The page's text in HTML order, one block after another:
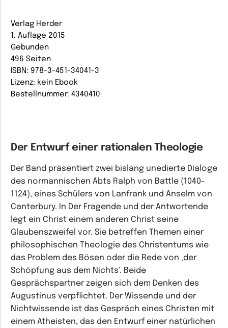
Verlag Herder
1. Auflage 2015
Gebunden
496 Seiten
ISBN: 978-3-451-34041-3
Lizenz: kein Ebook
Bestellnummer: 4340410
Der Entwurf einer rationalen Theologie
Der Band präsentiert zwei bislang unedierte Dialoge
des normannischen Abts Ralph von Battle (1040-
1124), eines Schülers von Lanfrank und Anselm von
Canterbury. In Der Fragende und der Antwortende
legt ein Christ einem anderen Christ seine
Glaubenszweifel vor. Sie betreffen Themen einer
philosophischen Theologie des Christentums wie
das Problem des Bösen oder die Rede von ‚der
Schöpfung aus dem Nichts'. Beide
Gesprächspartner zeigen sich dem Denken des
Augustinus verpflichtet. Der Wissende und der
Nichtwissende ist das Gespräch eines Christen mit
einem Atheisten, das den Entwurf einer natürlichen